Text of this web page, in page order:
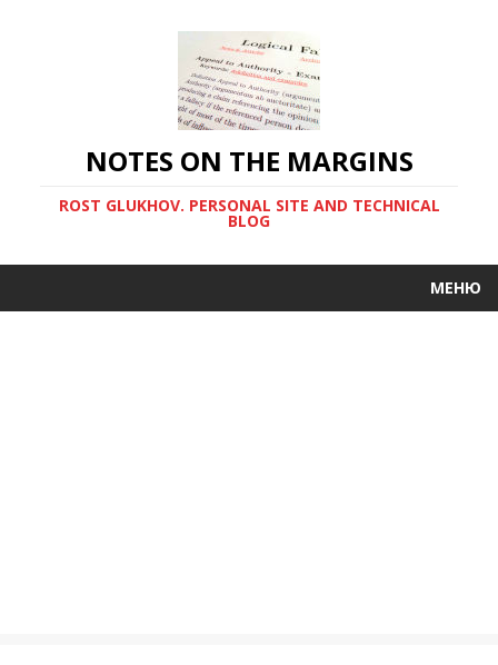
NOTES ON THE MARGINS
ROST GLUKHOV. PERSONAL SITE AND TECHNICAL
BLOG
МЕНЮ